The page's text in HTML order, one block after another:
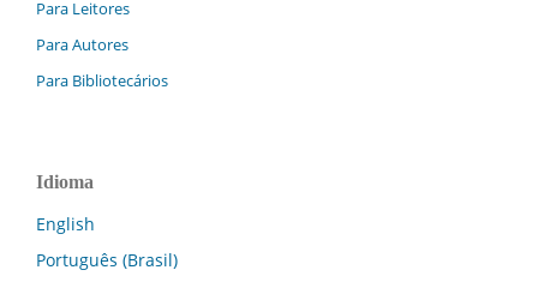
Para Leitores
Para Autores
Para Bibliotecários
Idioma
English
Português (Brasil)